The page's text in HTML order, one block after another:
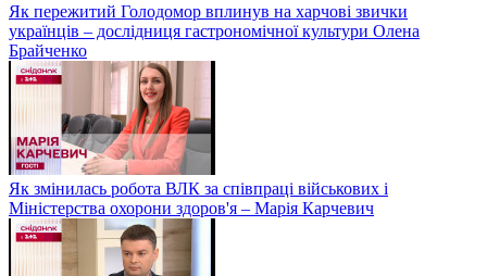
Як пережитий Голодомор вплинув на харчові звички
українців – дослідниця гастрономічної культури Олена
Брайченко
Як змінилась робота ВЛК за співпраці військових і
Міністерства охорони здоров'я – Марія Карчевич